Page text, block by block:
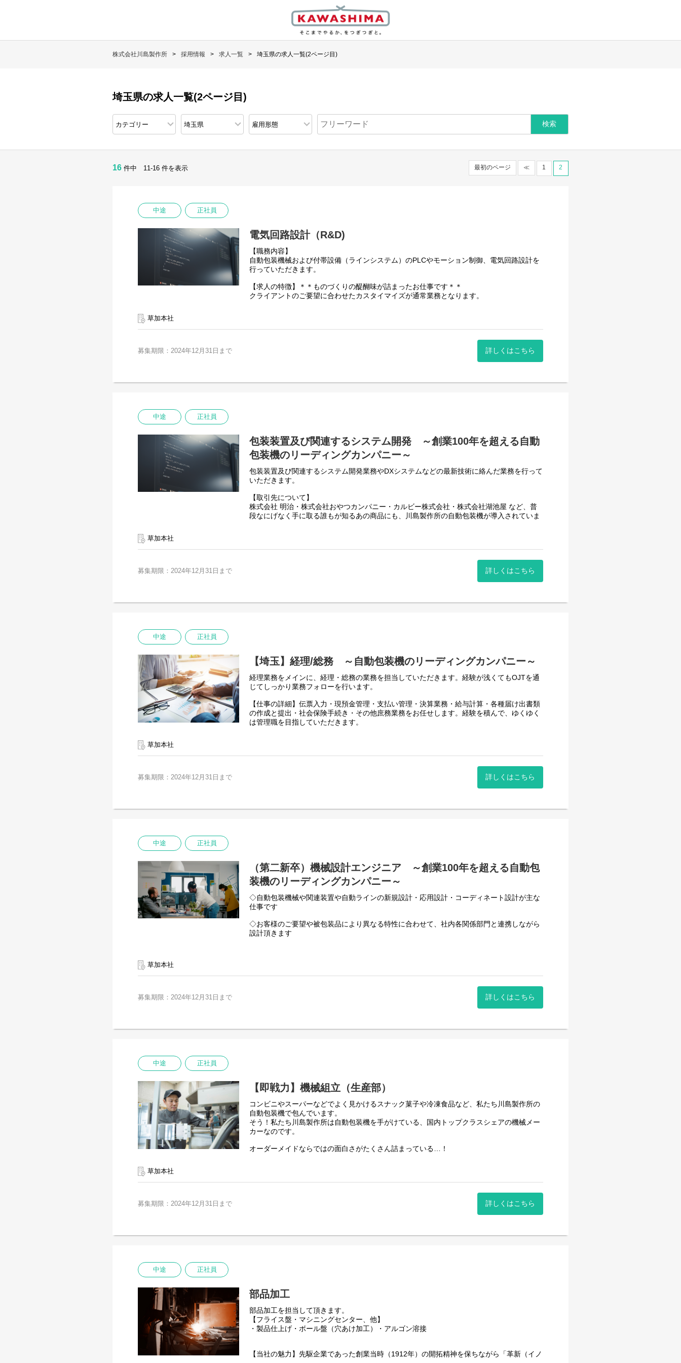
株式会社川島製作所 採用情報 求人一覧 埼玉県の求人一覧(2ページ目)
埼玉県の求人一覧(2ページ目)
16 件中 11-16 件を表示 最初のページ ≪ 1 2
中途 正社員
電気回路設計（R&D)
【職務内容】
自動包装機械および付帯設備（ラインシステム）のPLCやモーション制御、電気回路設計を
行っていただきます。
【求人の特徴】＊＊ものづくりの醍醐味が詰まったお仕事です＊＊
クライアントのご要望に合わせたカスタイマイズが通常業務となります。
か、をつぎつぎと。」をコンセプトに、関わるすべての人にご納得いただける製品やサービ
■Sysmac Studioの使用経験 or ■モーション制御経験 or ■CODESYSの使用経験
基本的にＯＪＴとなります。案件はチーム体制で行なうため、スキル面やご経験を基にお任
せする内容を決定します。ご安心ください。
草加本社
募集期限：2024年12月31日まで 詳しくはこちら
中途 正社員
包装装置及び関連するシステム開発 ～創業100年を超える自動
包装機のリーディングカンパニー～
包装装置及び関連するシステム開発業務やDXシステムなどの最新技術に絡んだ業務を行って
いただきます。
【取引先について】
株式会社 明治・株式会社おやつカンパニー・カルビー株式会社・株式会社湖池屋 など、普
段なにげなく手に取る誰もが知るあの商品にも、川島製作所の自動包装機が導入されていま
当社の創業は1912年です。「包装機」を日本で初めて作り、現在に至るまで業界のリーディ
ングカンパニーとして、包装という側面から人々の生活を支え続けてきました。同社は100
年以上にわたり、情熱を絶やすことなく「モノ作り」に取り組んできましたが、この仕事に
は到達点はありません。「今日は昨日よりも良いものを、明日は今日よりもっと良いものを
ことができるのです。
草加本社
募集期限：2024年12月31日まで 詳しくはこちら
中途 正社員
【埼玉】経理/総務 ～自動包装機のリーディングカンパニー～
経理業務をメインに、経理・総務の業務を担当していただきます。経験が浅くてもOJTを通
じてしっかり業務フォローを行います。
【仕事の詳細】伝票入力・現預金管理・支払い管理・決算業務・給与計算・各種届け出書類
の作成と提出・社会保険手続き・その他庶務業務をお任せします。経験を積んで、ゆくゆく
は管理職を目指していただきます。
導入されています。
草加本社
募集期限：2024年12月31日まで 詳しくはこちら
中途 正社員
（第二新卒）機械設計エンジニア ～創業100年を超える自動包
装機のリーディングカンパニー～
◇自動包装機械や関連装置や自動ラインの新規設計・応用設計・コーディネート設計が主な
仕事です
◇お客様のご要望や被包装品により異なる特性に合わせて、社内各関係部門と連携しながら
設計頂きます
【当社の取引先】
株式会社明治・株式会社おやつカンパニー・カルビー株式会社・株式会社湖池屋など、普段
なにげなく手に取る誰もが知るあの商品にも、川島製作所の自動包装機が導入されています
ングカンパニーとして、包装という側面から人々の生活を支え続けてきました。同社は100
草加本社
募集期限：2024年12月31日まで 詳しくはこちら
中途 正社員
【即戦力】機械組立（生産部）
コンビニやスーパーなどでよく見かけるスナック菓子や冷凍食品など、私たち川島製作所の
自動包装機で包んでいます。
そう！私たち川島製作所は自動包装機を手がけている、国内トップクラスシェアの機械メー
カーなのです。
オーダーメイドならではの面白さがたくさん詰まっている…！
◆仕事の魅力
他社と違い、機械は全てオーダーメイドなので包装機の組立作業、調整作業などに対してや
りがいや面白さがあります。常に新しい機会に触れ、成長し続ける環境があります。
によりさらなる可能性を追求し、包装の未来を創造し続けています。これまでに400機種
◆対象となる方：機械組立・メンテナンス経験5年以上
当社の面接は、スキルより人柄を重視しております。ご応募お待ちしております
将来的には、組織の中核を担いリードしていくことを期待しております。そのためのあなた
が活躍できる環境、成長フィールドが弊社にはあります。
ます。「そこまでやるか、をつぎつぎと。」をコンセプトに、関わるすべての人にご納得い
草加本社
募集期限：2024年12月31日まで 詳しくはこちら
中途 正社員
部品加工
部品加工を担当して頂きます。
【フライス盤・マシニングセンター、他】
・製品仕上げ・ボール盤（穴あけ加工）・アルゴン溶接
【当社の魅力】先駆企業であった創業当時（1912年）の開拓精神を保ちながら「革新（イノ